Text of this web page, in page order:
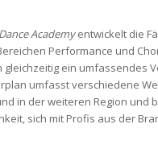
Dance Academyentwickelt die
Performance und
gleichzeitig ein umfassendes
umfasst verschiedene
in der weiteren Region und
sich mit Profis aus der